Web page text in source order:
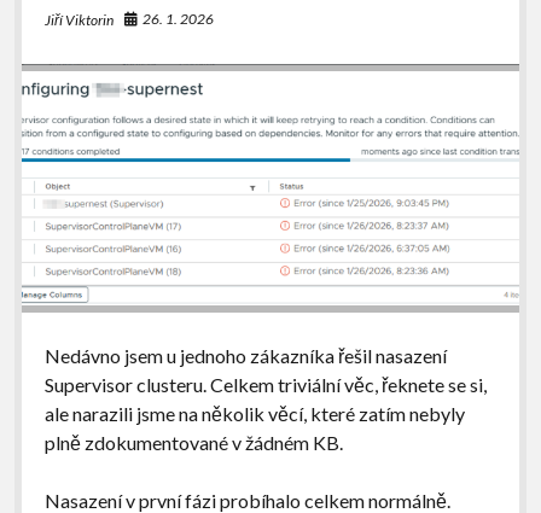
VDI
Veeam
PureStorage
email
Jiří Viktorin 26. 1. 2026
Nedávno jsem u jednoho zákazníka řešil nasazení
Supervisor clusteru. Celkem triviální věc, řeknete se si,
ale narazili jsme na několik věcí, které zatím nebyly
plně zdokumentované v žádném KB.
Nasazení v první fázi probíhalo celkem normálně.